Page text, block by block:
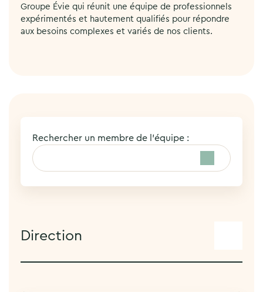
Groupe Évie qui réunit une équipe de professionnels
expérimentés et hautement qualifiés pour répondre
aux besoins complexes et variés de nos clients.
Rechercher un membre de l’équipe :
Direction